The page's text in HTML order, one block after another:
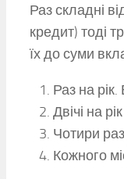
Раз складні
кредит) тоді
їх до суми
Раз на
Двічі на
Чотири
Кожного